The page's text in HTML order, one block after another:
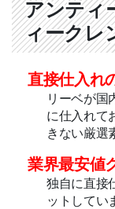
アンティ
ィークレ
直接仕入れ
リーベが国
に仕入れて
きない厳選
業界最安値
独自に直接
ットしてい
新規会員登録
無料カタログ
無料サンプル
FAX見積用紙
バンドル販売